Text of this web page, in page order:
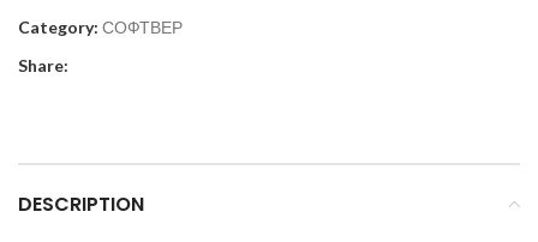
Category: СОФТВЕР
Share:
DESCRIPTION